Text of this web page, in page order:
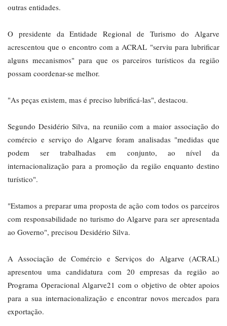
outras entidades.
O presidente da Entidade Regional de Turismo do Algarve
acrescentou que o encontro com a ACRAL "serviu para lubrificar
alguns mecanismos" para que os parceiros turísticos da região
possam coordenar-se melhor.
"As peças existem, mas é preciso lubrificá-las", destacou.
Segundo Desidério Silva, na reunião com a maior associação do
comércio e serviço do Algarve foram analisadas "medidas que
podem ser trabalhadas em conjunto, ao nível da
internacionalização para a promoção da região enquanto destino
turístico".
"Estamos a preparar uma proposta de ação com todos os parceiros
com responsabilidade no turismo do Algarve para ser apresentada
ao Governo", precisou Desidério Silva.
A Associação de Comércio e Serviços do Algarve (ACRAL)
apresentou uma candidatura com 20 empresas da região ao
Programa Operacional Algarve21 com o objetivo de obter apoios
para a sua internacionalização e encontrar novos mercados para
exportação.